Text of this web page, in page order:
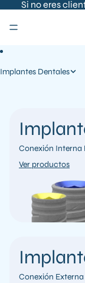
Si no eres
Implantes Dentales
Conexión Interna
Ver productos
Conexión Externa